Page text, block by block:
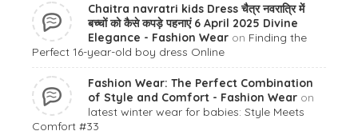
Chaitra navratri kids Dress चैत्र नवरात्रि में
बच्चों को कैसे कपड़े पहनाएं 6 April 2025 Divine
Elegance - Fashion Wear on Finding the
Perfect 16-year-old boy dress Online
Fashion Wear: The Perfect Combination
of Style and Comfort - Fashion Wear on
latest winter wear for babies: Style Meets
Comfort #33